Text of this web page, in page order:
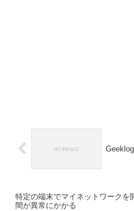
特定の端末でマイネットワークを
間が異常にかかる